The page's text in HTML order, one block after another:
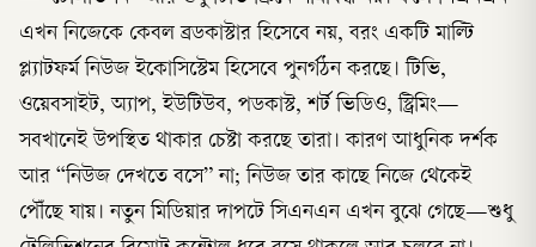
এখন নিজেকে কেবল ব্রডকাস্টার হিসেবে নয়, বরং একটি মাল্টি
প্ল্যাটফর্ম নিউজ ইকোসিস্টেম হিসেবে পুনর্গঠন করছে। টিভি,
ওয়েবসাইট, অ্যাপ, ইউটিউব, পডকাস্ট, শর্ট ভিডিও, স্ট্রিমিং—
সবখানেই উপস্থিত থাকার চেষ্টা করছে তারা। কারণ আধুনিক দর্শক
আর “নিউজ দেখতে বসে” না; নিউজ তার কাছে নিজে থেকেই
পৌঁছে যায়। নতুন মিডিয়ার দাপটে সিএনএন এখন বুঝে গেছে—শুধু